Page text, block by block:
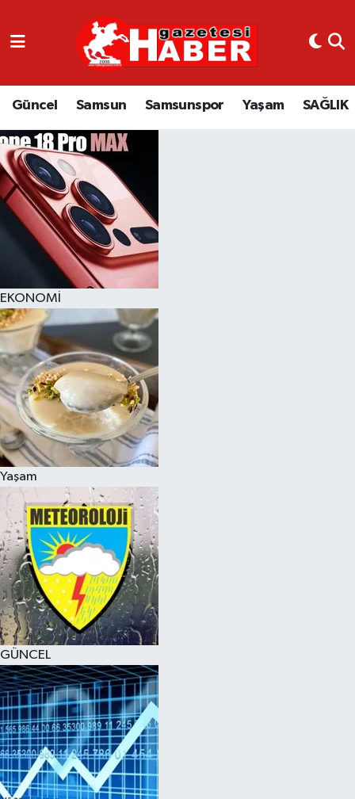
Güncel Samsun Samsunspor Yaşam SAĞLIK
EKONOMİ
Yaşam
GÜNCEL
GÜNCEL
SAMSUN
SAMSUNSPOR
EKONOMİ
YAŞAM